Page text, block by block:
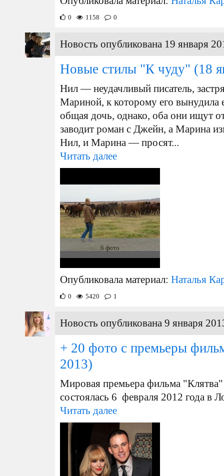
0 1158 0
Новость опубликована 19 января
Новые стилы "К чуду" (18
Нил — неудачливый писатель,
Мариной, к которому его вынудила
общая дочь, однако, оба они ищут
заводит роман с Джейн, а Марина
Нил, и Марина — просят...
Читать далее
6 фото
Опубликовала материал: Наталья
0 5420 1
Новость опубликована 9 января
+ 20 фото с премьеры
2013)
Мировая премьера фильма
состоялась 6 февраля 2012 года в
Читать далее